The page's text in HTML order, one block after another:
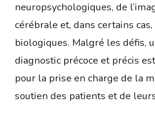
neuropsychologiques, de
cérébrale et, dans certains
biologiques. Malgré les défis,
diagnostic précoce et précis
pour la prise en charge de la
soutien des patients et de